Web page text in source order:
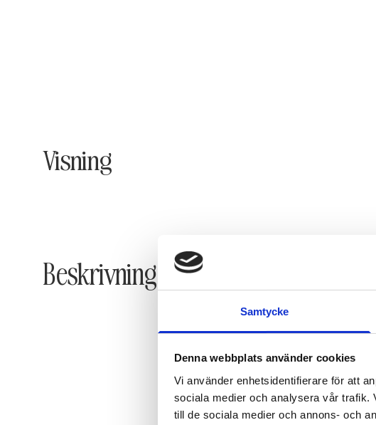
Samtycke
Denna webbplats använder cookies
Vi använder enhetsidentifierare för att
sociala medier och analysera vår trafik.
till de sociala medier och annons- och
Visning
Beskrivning